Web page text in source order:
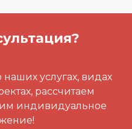
услугах, видах
рассчитаем
индивидуальное